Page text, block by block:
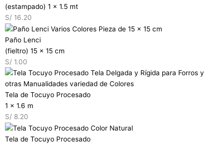
(estampado) 1 x 1.5 mt
S/ 16.20
Paño Lenci
(fieltro) 15 x 15 cm
S/ 1.00
Tela de Tocuyo Procesado
1 x 1.6 m
S/ 8.20
Tela de Tocuyo Procesado